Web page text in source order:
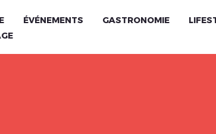
ÉVÉNEMENTS GASTRONOMIE